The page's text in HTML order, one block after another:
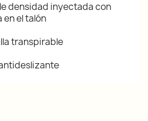
densidad inyectada con
el talón
transpirable